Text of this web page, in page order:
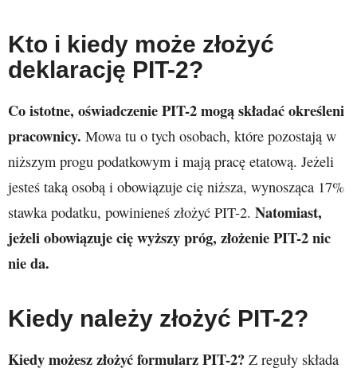
Kto i kiedy może złożyć
deklarację PIT-2?
Co istotne, oświadczenie PIT-2 mogą składać określeni
pracownicy. Mowa tu o tych osobach, które pozostają w
niższym progu podatkowym i mają pracę etatową. Jeżeli
jesteś taką osobą i obowiązuje cię niższa, wynosząca 17%
stawka podatku, powinieneś złożyć PIT-2. Natomiast,
jeżeli obowiązuje cię wyższy próg, złożenie PIT-2 nic
nie da.
Kiedy należy złożyć PIT-2?
Kiedy możesz złożyć formularz PIT-2? Z reguły składa